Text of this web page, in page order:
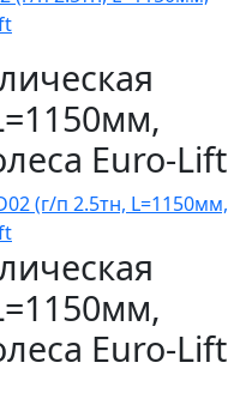
Euro-Lift
Euro-Lift